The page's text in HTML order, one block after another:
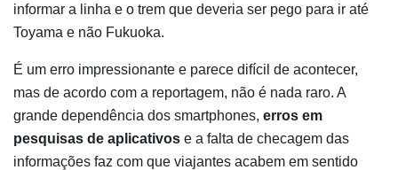
informar a linha e o trem que deveria ser pego para ir até
Toyama e não Fukuoka.
É um erro impressionante e parece difícil de acontecer,
mas de acordo com a reportagem, não é nada raro. A
grande dependência dos smartphones, erros em
pesquisas de aplicativos e a falta de checagem das
informações faz com que viajantes acabem em sentido